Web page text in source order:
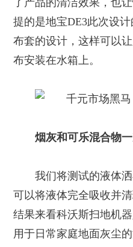
提的是地宝DE3此次设
布套的设计，这样可以
布安装在水箱上。
烟灰和可乐混合物
我们将测试的液体
可以将液体完全吸收并
结果来看科沃斯扫地机
用于日常家庭地面灰尘